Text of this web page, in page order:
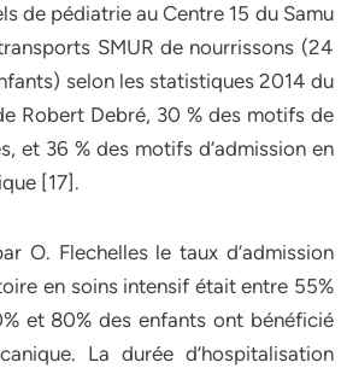
de pédiatrie au Centre 15 du Samu
SMUR de nourrissons (24
selon les statistiques 2014 du
Robert Debré, 30 % des motifs de
et 36 % des motifs d’admission en
[17].
O. Flechelles le taux d’admission
en soins intensif était entre 55%
et 80% des enfants ont bénéficié
La durée d’hospitalisation